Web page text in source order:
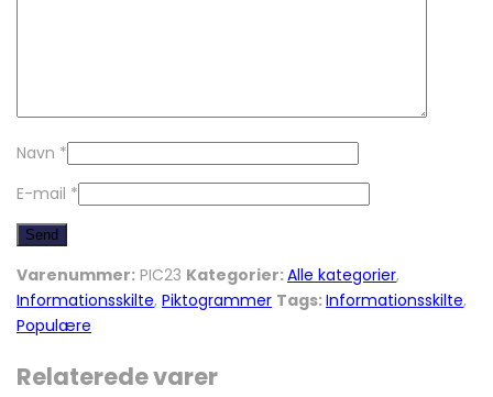
Navn *
E-mail *
Varenummer: PIC23 Kategorier:Alle kategorier,
Informationsskilte, Piktogrammer Tags:Informationsskilte,
Populære
Relaterede varer